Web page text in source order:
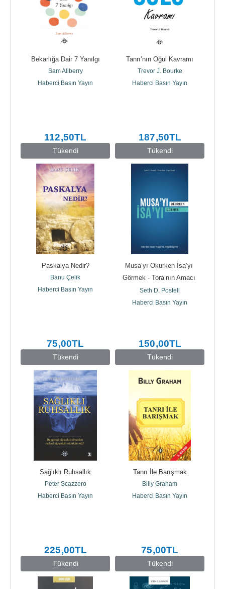
Tükendi
Bekarlığa Dair 7 Yanılgı
Sam Allberry
Haberci Basın Yayın
112,50TL
Tükendi
Tanrı’nın Oğul Kavramı
Trevor J. Bourke
Haberci Basın Yayın
187,50TL
Tükendi
Paskalya Nedir?
Banu Çelik
Haberci Basın Yayın
75,00TL
Tükendi
Musa’yı Okurken İsa’yı
Görmek - Tora’nın Amacı
Yeşua’da Gerçekleşiyor
Seth D. Postell
Haberci Basın Yayın
150,00TL
Tükendi
Sağlıklı Ruhsallık
Peter Scazzero
Haberci Basın Yayın
225,00TL
Tükendi
Tanrı İle Barışmak
Billy Graham
Haberci Basın Yayın
75,00TL